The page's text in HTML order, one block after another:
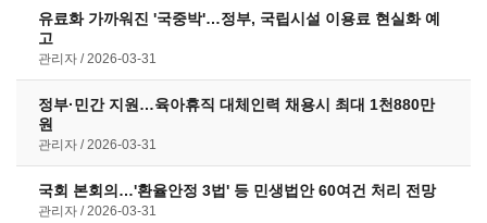
유료화 가까워진 '국중박'…정부, 국립시설 이용료 현실화 예
고
관리자 2026-03-31
정부·민간 지원…육아휴직 대체인력 채용시 최대 1천880만
원
관리자 2026-03-31
국회 본회의…'환율안정 3법' 등 민생법안 60여건 처리 전망
관리자 2026-03-31